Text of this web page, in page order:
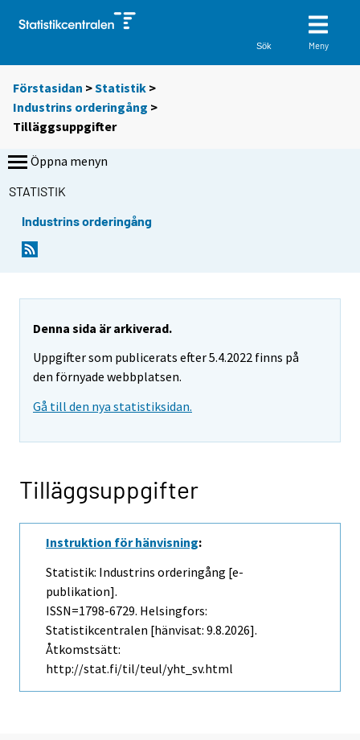
Sök Meny
Förstasidan >Statistik >
Industrins orderingång >
Tilläggsuppgifter
Öppna menyn
STATISTIK
Industrins orderingång
Denna sida är arkiverad.
Uppgifter som publicerats efter 5.4.2022 finns på
den förnyade webbplatsen.
Gå till den nya statistiksidan.
Tilläggsuppgifter
Instruktion för hänvisning:
Statistik: Industrins orderingång [e-
publikation].
ISSN=1798-6729. Helsingfors:
Statistikcentralen [hänvisat: 9.8.2026].
Åtkomstsätt:
http://stat.fi/til/teul/yht_sv.html